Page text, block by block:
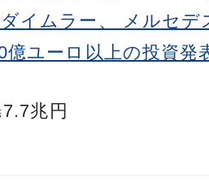
ダイムラー、 メルセ
億ユーロ以上の投資発
兆円